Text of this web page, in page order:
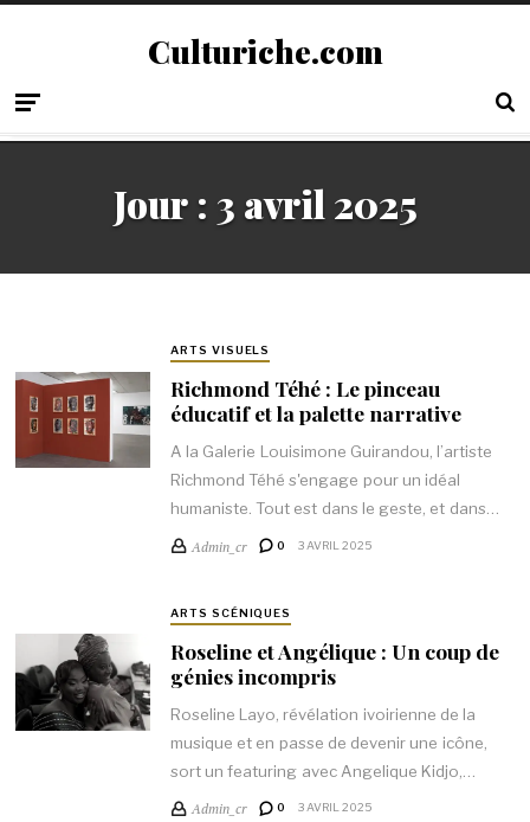
Culturiche.com
Jour : 3 avril 2025
ARTS VISUELS
Richmond Téhé : Le pinceau
éducatif et la palette narrative
A la Galerie Louisimone Guirandou, l’artiste
Richmond Téhé s'engage pour un idéal
humaniste. Tout est dans le geste, et dans…
Admin_cr 0 3 AVRIL 2025
ARTS SCÉNIQUES
Roseline et Angélique : Un coup de
génies incompris
Roseline Layo, révélation ivoirienne de la
musique et en passe de devenir une icône,
sort un featuring avec Angelique Kidjo,…
Admin_cr 0 3 AVRIL 2025